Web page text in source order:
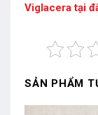
Viglacera tại
SẢN PHẨM